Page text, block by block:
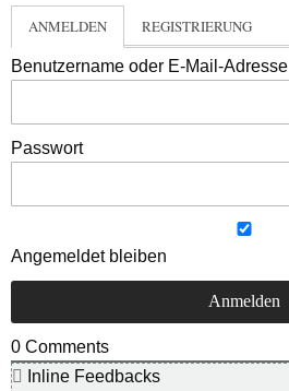
ANMELDEN REGISTRIERUNG
Benutzername oder E-Mail-Adresse
Passwort
Angemeldet bleiben
0 Comments
Inline Feedbacks